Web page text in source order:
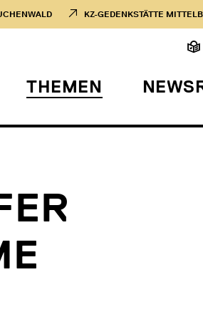
KZ-GEDENKSTÄTTE
THEMEN